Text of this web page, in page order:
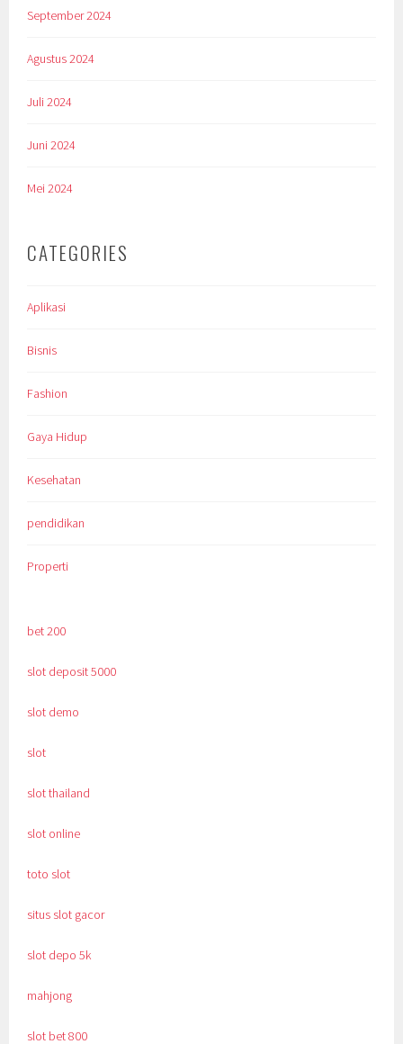
September 2024
Agustus 2024
Juli 2024
Juni 2024
Mei 2024
CATEGORIES
Aplikasi
Bisnis
Fashion
Gaya Hidup
Kesehatan
pendidikan
Properti
bet 200
slot deposit 5000
slot demo
slot
slot thailand
slot online
toto slot
situs slot gacor
slot depo 5k
mahjong
slot bet 800